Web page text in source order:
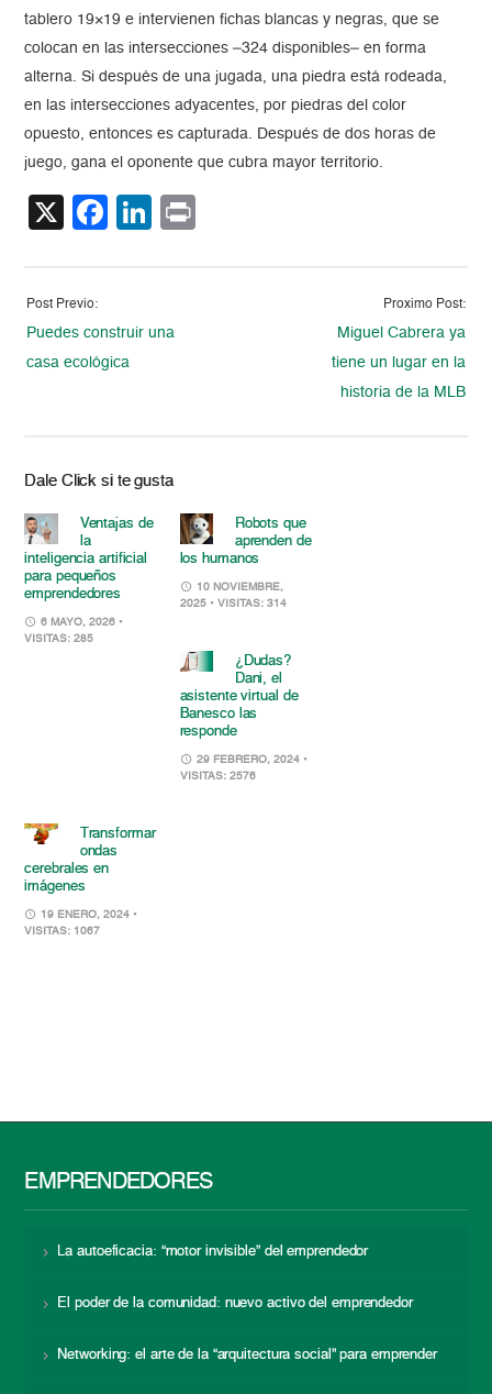
tablero 19×19 e intervienen fichas blancas y negras, que se
colocan en las intersecciones –324 disponibles– en forma
alterna. Si después de una jugada, una piedra está rodeada,
en las intersecciones adyacentes, por piedras del color
opuesto, entonces es capturada. Después de dos horas de
juego, gana el oponente que cubra mayor territorio.
X Facebook
LinkedIn
Post Previo:
Puedes construir una
casa ecológica
Proximo Post:
Miguel Cabrera ya
tiene un lugar en la
historia de la MLB
Dale Click si te gusta
Ventajas de
la
inteligencia artificial
para pequeños
emprendedores
6 MAYO, 2026 •
VISITAS: 285
Robots que
aprenden de
los humanos
10 NOVIEMBRE,
2025 • VISITAS: 314
¿Dudas?
Dani, el
asistente virtual de
Banesco las
responde
29 FEBRERO, 2024 •
VISITAS: 2576
Transformar
ondas
cerebrales en
imágenes
19 ENERO, 2024 •
VISITAS: 1067
EMPRENDEDORES
La autoeficacia: “motor invisible” del emprendedor
El poder de la comunidad: nuevo activo del emprendedor
Networking: el arte de la “arquitectura social” para emprender